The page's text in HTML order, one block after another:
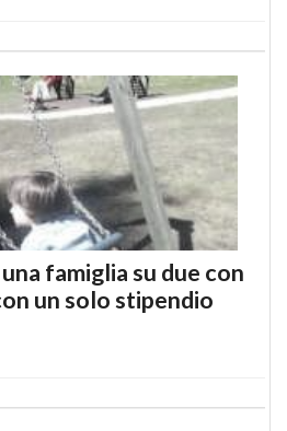
famiglia su due con
un solo stipendio